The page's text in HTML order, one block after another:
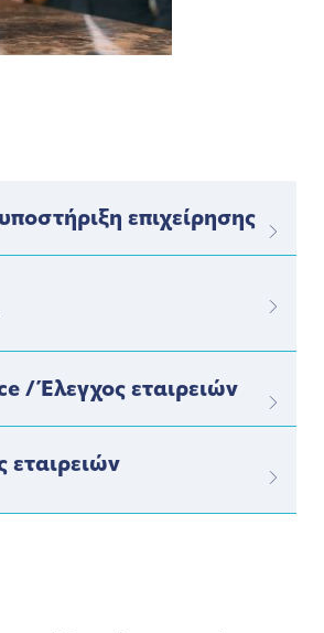
επιχείρησης
/ Έλεγχος εταιρειών
εταιρειών